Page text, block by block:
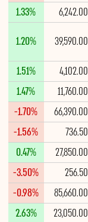
6,242.00
1.33%
39,590.00
1.20%
4,102.00
1.51%
11,760.00
1.47%
66,390.00
-1.70%
736.50
-1.56%
27,850.00
0.47%
256.50
-3.50%
85,660.00
-0.98%
23,050.00
2.63%